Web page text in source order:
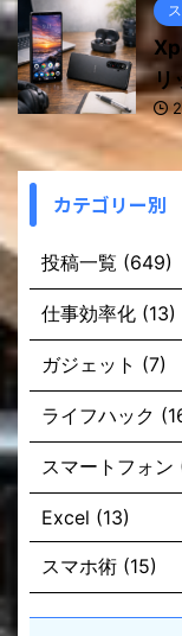
リ
カテゴリー別
投稿一覧 (649)
仕事効率化 (13)
ガジェット (7)
ライフハック
スマートフォン
Excel (13)
スマホ術 (15)